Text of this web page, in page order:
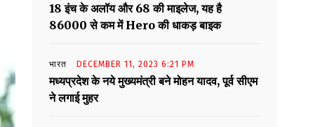
18 इंच के अलॉय और 68 की माइलेज, यह है
86000 से कम में Hero की धाकड़ बाइक
भारत DECEMBER 11, 2023 6:21 PM
मध्यप्रदेश के नये मुख्यमंत्री बने मोहन यादव, पूर्व सीएम
ने लगाई मुहर